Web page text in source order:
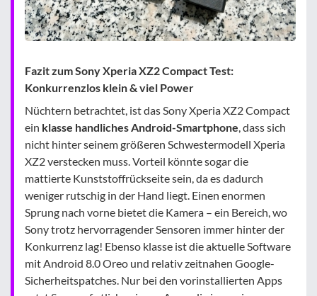
Fazit zum Sony Xperia XZ2 Compact Test:
Konkurrenzlos klein & viel Power
Nüchtern betrachtet, ist das Sony Xperia XZ2 Compact
ein klasse handliches Android-Smartphone, dass sich
nicht hinter seinem größeren Schwestermodell Xperia
XZ2 verstecken muss. Vorteil könnte sogar die
mattierte Kunststoffrückseite sein, da es dadurch
weniger rutschig in der Hand liegt. Einen enormen
Sprung nach vorne bietet die Kamera – ein Bereich, wo
Sony trotz hervorragender Sensoren immer hinter der
Konkurrenz lag! Ebenso klasse ist die aktuelle Software
mit Android 8.0 Oreo und relativ zeitnahen Google-
Sicherheitspatches. Nur bei den vorinstallierten Apps